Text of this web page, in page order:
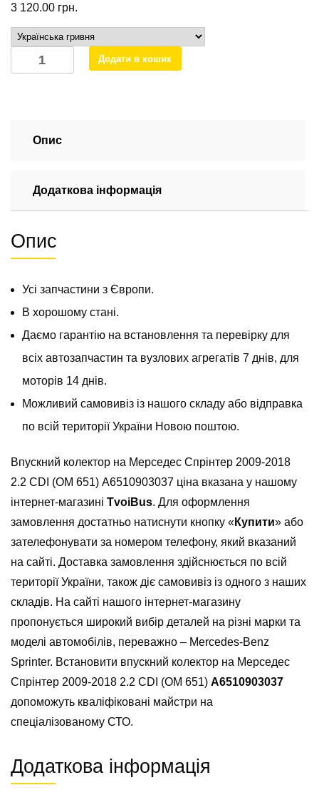
3 120.00 грн.
Впускний
колектор
2009-
(OM
А6510903037
кількість
Додати в кошик
Опис
Додаткова інформація
Опис
Усі запчастини з Європи.
В хорошому стані.
Даємо гарантію на встановлення та перевірку для
всіх автозапчастин та вузлових агрегатів 7 днів, для
моторів 14 днів.
Можливий самовивіз із нашого складу або відправка
по всій території України Новою поштою.
Впускний колектор на Мерседес Спрінтер 2009-2018
2.2 CDI (OM 651) А6510903037 ціна вказана у нашому
інтернет-магазині TvoiBus. Для оформлення
замовлення достатньо натиснути кнопку «Купити» або
зателефонувати за номером телефону, який вказаний
на сайті. Доставка замовлення здійснюється по всій
території України, також діє самовивіз із одного з наших
складів. На сайті нашого інтернет-магазину
пропонується широкий вибір деталей на різні марки та
моделі автомобілів, переважно – Mercedes-Benz
Sprinter. Встановити впускний колектор на Мерседес
Спрінтер 2009-2018 2.2 CDI (OM 651) А6510903037
допоможуть кваліфіковані майстри на
спеціалізованому СТО.
Додаткова інформація